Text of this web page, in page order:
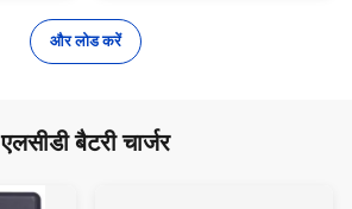
और लोड करें
एलसीडी बैटरी चार्जर